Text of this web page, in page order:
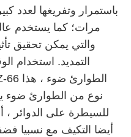
مرات؛ كما يستخدم
والتي يمكن تحقيق
التمديد. استخدام
نوع من الطوارئ ضوء
للسيطرة على الدوائر ،
أيضا التكيف مع نسبيا